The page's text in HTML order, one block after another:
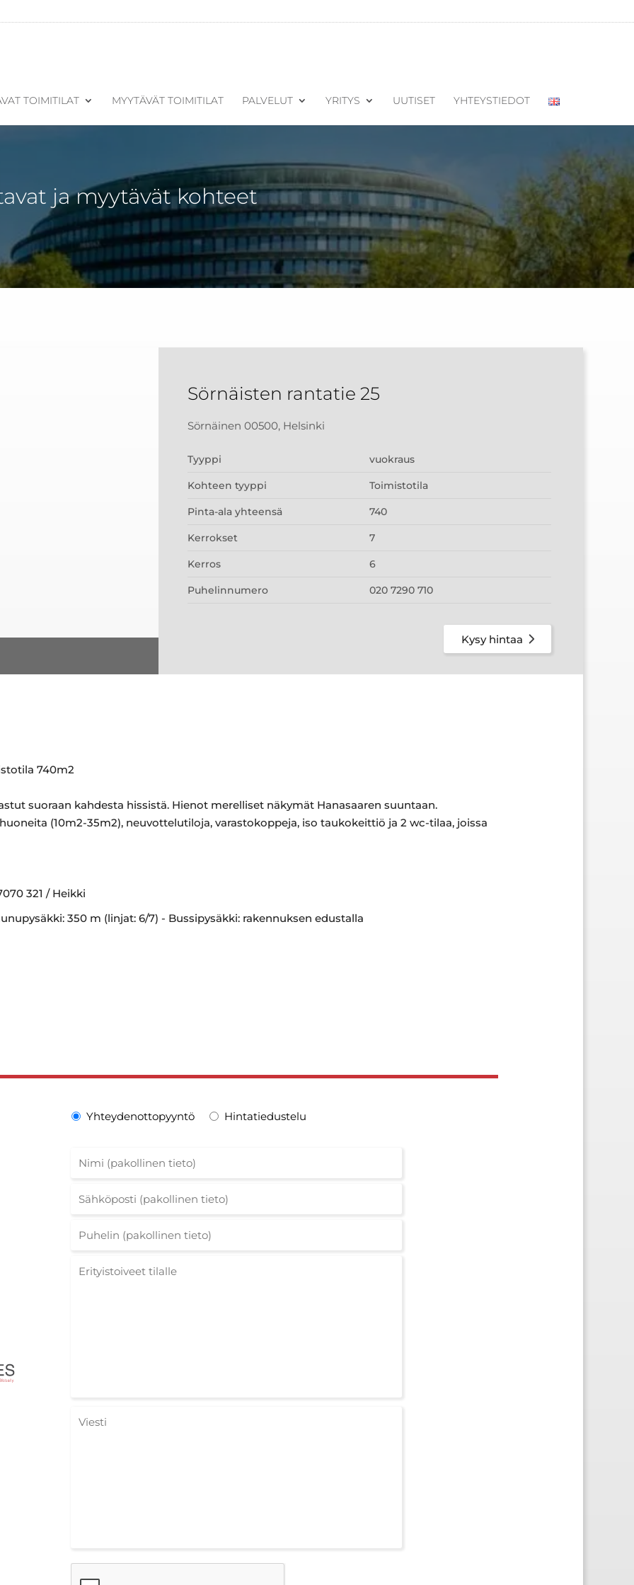
TOIMITILAT MYYTÄVÄT TOIMITILAT PALVELUT YRITYS UUTISET YHTEYSTIEDOT
ja myytävät kohteet
Sörnäisten rantatie 25
Sörnäinen 00500, Helsinki
Tyyppi vuokraus
Kohteen tyyppi Toimistotila
Pinta-ala yhteensä 740
Kerrokset 7
Kerros 6
Puhelinnumero 020 7290 710
Kysy hintaa
740m2
suoraan kahdesta hissistä. Hienot merelliset näkymät Hanasaaren suuntaan.
(10m2-35m2), neuvottelutiloja, varastokoppeja, iso taukokeittiö ja 2 wc-tilaa, joissa
321 / Heikki
350 m (linjat: 6/7) - Bussipysäkki: rakennuksen edustalla
Yhteydenottopyyntö Hintatiedustelu